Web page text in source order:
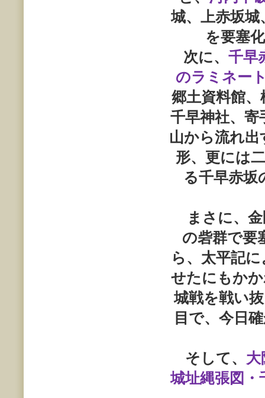
城、上赤坂城
を要塞
次に、 千早
のラミネー
郷土資料館
千早神社、寄
山から流れ出
形、更には
る千早赤坂
まさに、
の砦群で要
ら、太平記
せたにもか
城戦を戦い
目で、今日
そして、 大
城址縄張図・